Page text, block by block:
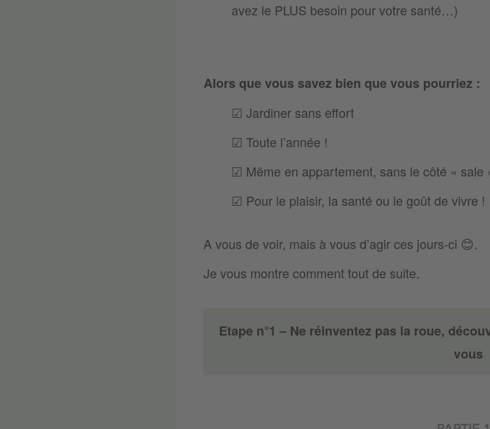
avez le PLUS besoin pour votre santé…)
Alors que vous savez bien que vous pourriez :
☑︎ Jardiner sans effort
☑︎ Toute l’année !
☑︎ Même en appartement, sans le côté « sale
☑︎ Pour le plaisir, la santé ou le goût de vivre !
A vous de voir, mais à vous d’agir ces jours-ci 😊.
Je vous montre comment tout de suite.
Etape n°1 – Ne réinventez pas la roue,
vous